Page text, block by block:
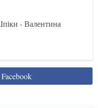
- Валентина